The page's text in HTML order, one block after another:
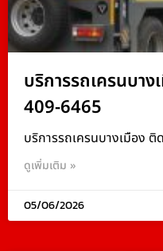
บริการรถเครนบา
409-6465
บริการรถเครนบางเมือง ติ
ดูเพิ่มเติม »
05/06/2026